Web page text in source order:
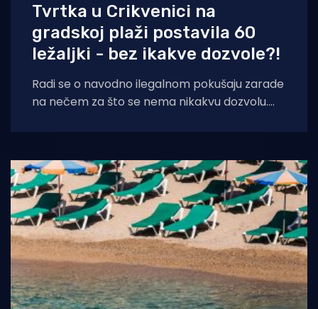
Tvrtka u Crikvenici na
gradskoj plaži postavila 60
ležaljki - bez ikakve dozvole?!
Radi se o navodno ilegalnom pokušaju zarade
na nečem za što se nema nikakvu dozvolu.